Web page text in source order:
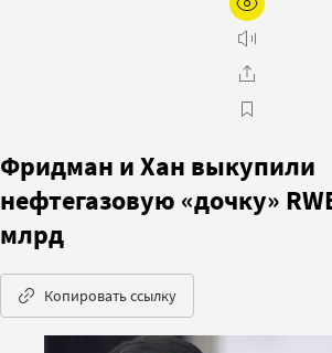
Фридман и Хан выкупили
нефтегазовую «дочку»
млрд
Копировать ссылку